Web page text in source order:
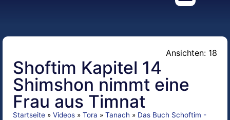
Ansichten: 18
Shoftim Kapitel 14
Shimshon nimmt eine
Frau aus Timnat
Startseite » Videos » Tora » Tanach » Das Buch Schoftim -